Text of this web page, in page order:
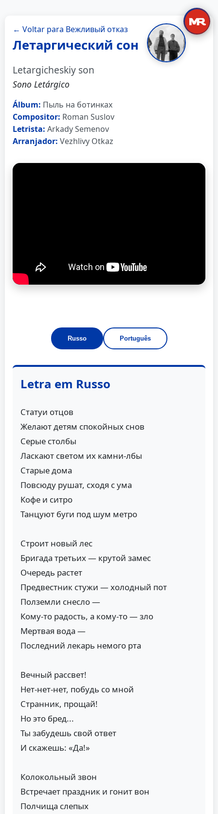
← Voltar para Вежливый отказ
Летаргический сон
Letargicheskiy son
Sono Letárgico
Álbum: Пыль на ботинках
Compositor: Roman Suslov
Letrista: Arkady Semenov
Arranjador: Vezhlivy Otkaz
Russo Português
Letra em Russo
Статуи отцов
Желают детям спокойных снов
Серые столбы
Ласкают светом их камни-лбы
Старые дома
Повсюду рушат, сходя с ума
Кофе и ситро
Танцуют буги под шум метро
Строит новый лес
Бригада третьих — крутой замес
Очередь растет
Предвестник стужи — холодный пот
Полземли снесло —
Кому-то радость, а кому-то — зло
Мертвая вода —
Последний лекарь немого рта
Вечный рассвет!
Нет-нет-нет, побудь со мной
Странник, прощай!
Но это бред...
Ты забудешь свой ответ
И скажешь: «Да!»
Колокольный звон
Встречает праздник и гонит вон
Полчища слепых